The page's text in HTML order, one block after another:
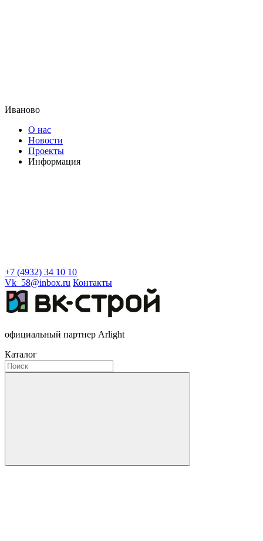
Иваново
О нас
Новости
Проекты
Информация
+7 (4932) 34 10 10
Vk_58@inbox.ru Контакты
официальный партнер Arlight
Каталог